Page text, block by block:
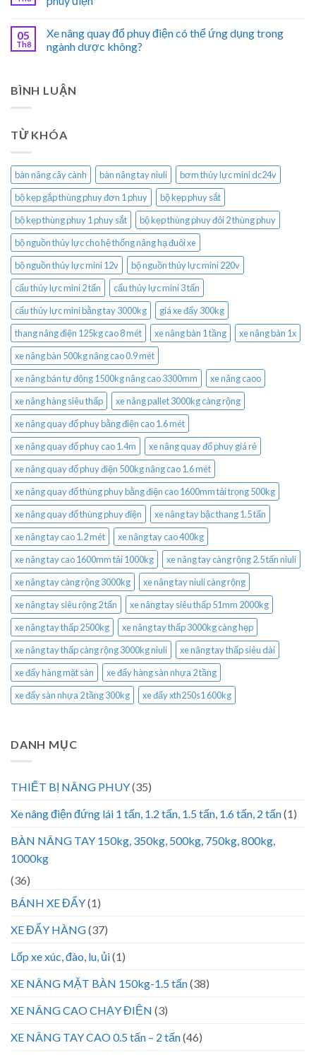
05
Th8
Xe nâng quay đổ phuy điện có thể ứng dụng trong
ngành dược không?
BÌNH LUẬN
TỪ KHÓA
bàn nâng cây cành bàn nâng tay niuli
bơm thủy lực mini dc24v
bộ kẹp gắp thùng phuy đơn 1 phuy
bộ kẹp phuy sắt
bộ kẹp thùng phuy 1 phuy sắt
bộ kẹp thùng phuy đôi 2 thùng phuy
bộ nguồn thủy lực cho hệ thống nâng hạ đuôi xe
bộ nguồn thủy lực mini 12v
bộ nguồn thủy lực mini 220v
cẩu thủy lực mini 2 tấn
cẩu thủy lực mini 3 tấn
cẩu thủy lực mini bằng tay 3000kg
giá xe đẩy 300kg
thang nâng điện 125kg cao 8 mét
xe nâng bàn 1 tầng
xe nâng bàn 1x
xe nâng bàn 500kg nâng cao 0.9 mét
xe nâng bán tự động 1500kg nâng cao 3300mm
xe nâng caoo
xe nâng hàng siêu thấp
xe nâng pallet 3000kg càng rộng
xe nâng quay đổ phuy bằng điện cao 1.6 mét
xe nâng quay đổ phuy cao 1.4m
xe nâng quay đổ phuy giá rẻ
xe nâng quay đổ phuy điện 500kg nâng cao 1.6 mét
xe nâng quay đổ thùng phuy bằng điện cao 1600mm tải trọng 500kg
xe nâng quay đổ thùng phuy điện
xe nâng tay bậc thang 1.5 tấn
xe nâng tay cao 1.2 mét
xe nâng tay cao 400kg
xe nâng tay cao 1600mm tải 1000kg
xe nâng tay càng rộng 2.5 tấn niuli
xe nâng tay càng rộng 3000kg
xe nâng tay niuli càng rộng
xe nâng tay siêu rộng 2 tấn
xe nâng tay siêu thấp 51mm 2000kg
xe nâng tay thấp 2500kg
xe nâng tay thấp 3000kg càng hẹp
xe nâng tay thấp càng rộng 3000kg niuli
xe nâng tay thấp siêu dài
xe đẩy hàng mặt sàn
xe đẩy hàng sàn nhựa 2 tầng
xe đẩy sàn nhựa 2 tầng 300kg
xe đẩy xth250s1 600kg
DANH MỤC
THIẾT BỊ NÂNG PHUY(35)
Xe nâng điện đứng lái 1 tấn, 1.2 tấn, 1.5 tấn, 1.6 tấn, 2 tấn(1)
BÀN NÂNG TAY 150kg, 350kg, 500kg, 750kg, 800kg,
1000kg
(36)
BÁNH XE ĐẨY(1)
XE ĐẨY HÀNG(37)
Lốp xe xúc, đào, lu, ủi(1)
XE NÂNG MẶT BÀN 150kg-1.5 tấn(38)
XE NÂNG CAO CHẠY ĐIỆN (3)
XE NÂNG TAY CAO 0.5 tấn – 2 tấn(46)